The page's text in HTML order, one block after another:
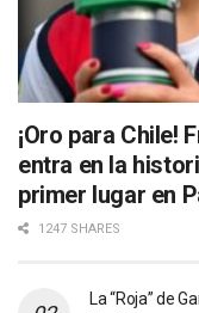
¡Oro para Chile!
entra en la
primer lugar en
1247 SHARES
La “Roja” de